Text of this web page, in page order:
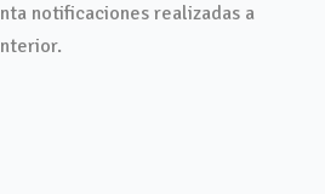
notificaciones realizadas a